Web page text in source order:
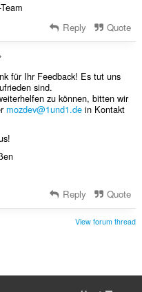
Reply Quote
für Ihr Feedback! Es tut uns
sind.
zu können, bitten wir
mozdev@1und1.dein Kontakt
Reply Quote
View forum thread